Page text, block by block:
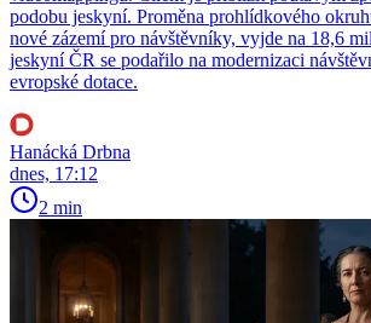
podobu jeskyní. Proměna prohlídkového
nové zázemí pro návštěvníky, vyjde na 18,6
jeskyní ČR se podařilo na modernizaci
evropské dotace.
Hanácká Drbna
dnes, 17:12
2 min